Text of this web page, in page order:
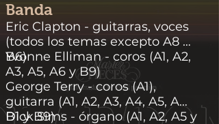
Banda
Eric Clapton - guitarras, voces
(todos los temas excepto A8 y
B6)
Yvonne Elliman - coros (A1, A2,
A3, A5, A6 y B9)
George Terry - coros (A1),
guitarra (A1, A2, A3, A4, A5, A6,
B1 y B9)
Dick Sims - órgano (A1, A2, A5 y